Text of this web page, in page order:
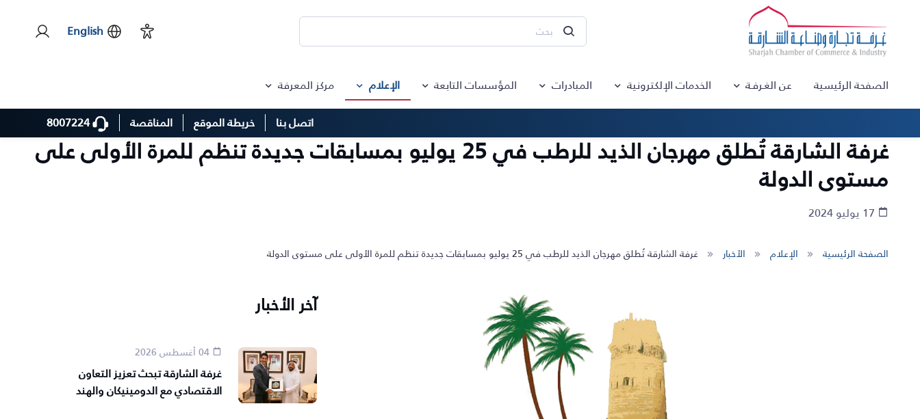
English
الصفحة الرئيسية عن الغـرفـة الخدمات الإلكترونية المبادرات المؤسسات التابعة الإعلام مركز المعرفة
اتصل بنا خريطة الموقع المناقصة 8007224
غرفة الشارقة تُطلق مهرجان الذيد للرطب في 25 يوليو بمسابقات جديدة تنظم للمرة الأولى على
مستوى الدولة
الصفحة الرئيسية الإعلام الأخبار غرفة الشارقة تُطلق مهرجان الذيد للرطب في 25 يوليو بمسابقات جديدة تنظم للمرة الأولى على مستوى الدولة
آخر الأخبار
غرفة الشارقة تبحث تعزيز التعاون
الاقتصادي مع الدومينيكان والهند